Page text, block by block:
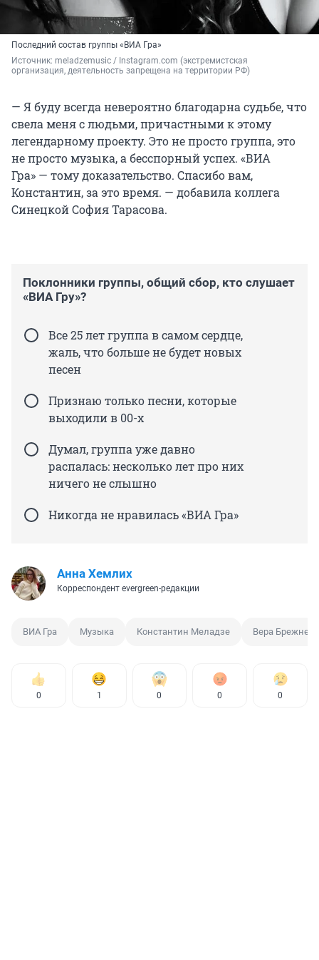
Последний состав группы «ВИА Гра»
Источник: meladzemusic / Instagram.com (экстремистская
организация, деятельность запрещена на территории РФ)
— Я буду всегда невероятно благодарна судьбе, что
свела меня с людьми, причастными к этому
легендарному проекту. Это не просто группа, это
не просто музыка, а бесспорный успех. «ВИА
Гра» — тому доказательство. Спасибо вам,
Константин, за это время. — добавила коллега
Синецкой София Тарасова.
Поклонники группы, общий сбор, кто слушает
«ВИА Гру»?
Все 25 лет группа в самом сердце,
жаль, что больше не будет новых
песен
Признаю только песни, которые
выходили в 00-х
Думал, группа уже давно
распалась: несколько лет про них
ничего не слышно
Никогда не нравилась «ВИА Гра»
Анна Хемлих
Корреспондент evergreen-редакции
ВИА Гра Музыка Константин Меладзе Вера Брежнева
0 1 0 0 0